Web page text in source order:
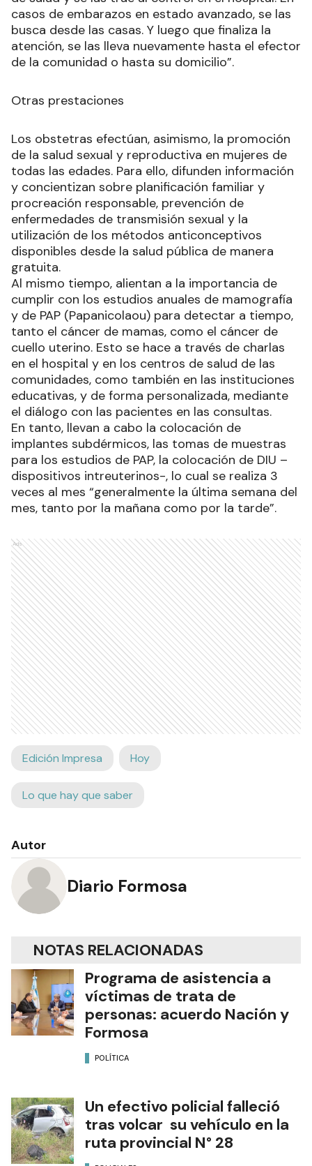
casos de embarazos en estado avanzado, se las
busca desde las casas. Y luego que finaliza la
atención, se las lleva nuevamente hasta el efector
de la comunidad o hasta su domicilio”.
Otras prestaciones
Los obstetras efectúan, asimismo, la promoción
de la salud sexual y reproductiva en mujeres de
todas las edades. Para ello, difunden información
y concientizan sobre planificación familiar y
procreación responsable, prevención de
enfermedades de transmisión sexual y la
utilización de los métodos anticonceptivos
disponibles desde la salud pública de manera
gratuita.
Al mismo tiempo, alientan a la importancia de
cumplir con los estudios anuales de mamografía
y de PAP (Papanicolaou) para detectar a tiempo,
tanto el cáncer de mamas, como el cáncer de
cuello uterino. Esto se hace a través de charlas
en el hospital y en los centros de salud de las
comunidades, como también en las instituciones
educativas, y de forma personalizada, mediante
el diálogo con las pacientes en las consultas.
En tanto, llevan a cabo la colocación de
implantes subdérmicos, las tomas de muestras
para los estudios de PAP, la colocación de DIU –
dispositivos intreuterinos-, lo cual se realiza 3
veces al mes “generalmente la última semana del
mes, tanto por la mañana como por la tarde”.
Ads
Edición Impresa Hoy
Lo que hay que saber
Autor
Diario Formosa
NOTAS RELACIONADAS
Programa de asistencia a
víctimas de trata de
personas: acuerdo Nación y
Formosa
POLÍTICA
Un efectivo policial falleció
tras volcar su vehículo en la
ruta provincial N° 28